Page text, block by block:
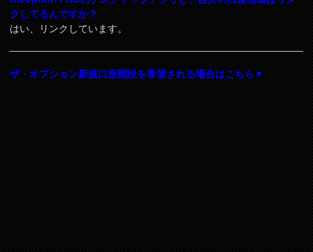
クしてるんですか？
はい、リンクしています。
ザ・オプション新規口座開設を希望される場合はこちら▼